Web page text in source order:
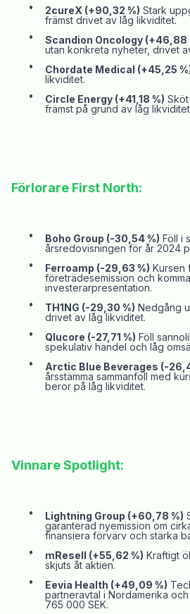
•
2cureX (+90,32 %) Stark
främst drivet av låg likviditet.
•
Scandion Oncology (+46,88
utan konkreta nyheter, drivet
•
Chordate Medical (+45,25
likviditet.
•
Circle Energy (+41,18 %) Sköt
främst på grund av låg likviditet
Förlorare First North:
• Boho Group (-30,54 %) Föll i
årsredovisningen för år 2024
•
Ferroamp (-29,63 %) Kursen
företrädesemission och
investerarpresentation.
•
TH1NG (-29,30 %) Nedgång
drivet av låg likviditet.
•
Qlucore (-27,71 %) Föll
spekulativ handel och låg
•
Arctic Blue Beverages (-
årsstämma sammanföll med
beror på låg likviditet.
Vinnare Spotlight:
• Lightning Group (+60,78 %)
garanterad nyemission om
finansiera förvärv och stärka
•
mResell (+55,62 %) Kraftigt
skjuts åt aktien.
•
Eevia Health (+49,09 %)
partneravtal i Nordamerika
765 000 SEK.